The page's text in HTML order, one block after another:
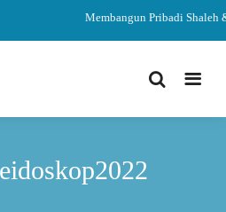
Membangun Pribadi Shaleh